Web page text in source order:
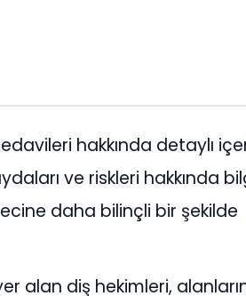
hakkında detaylı
ve riskleri hakkında
daha bilinçli bir şekilde
alan diş hekimleri,